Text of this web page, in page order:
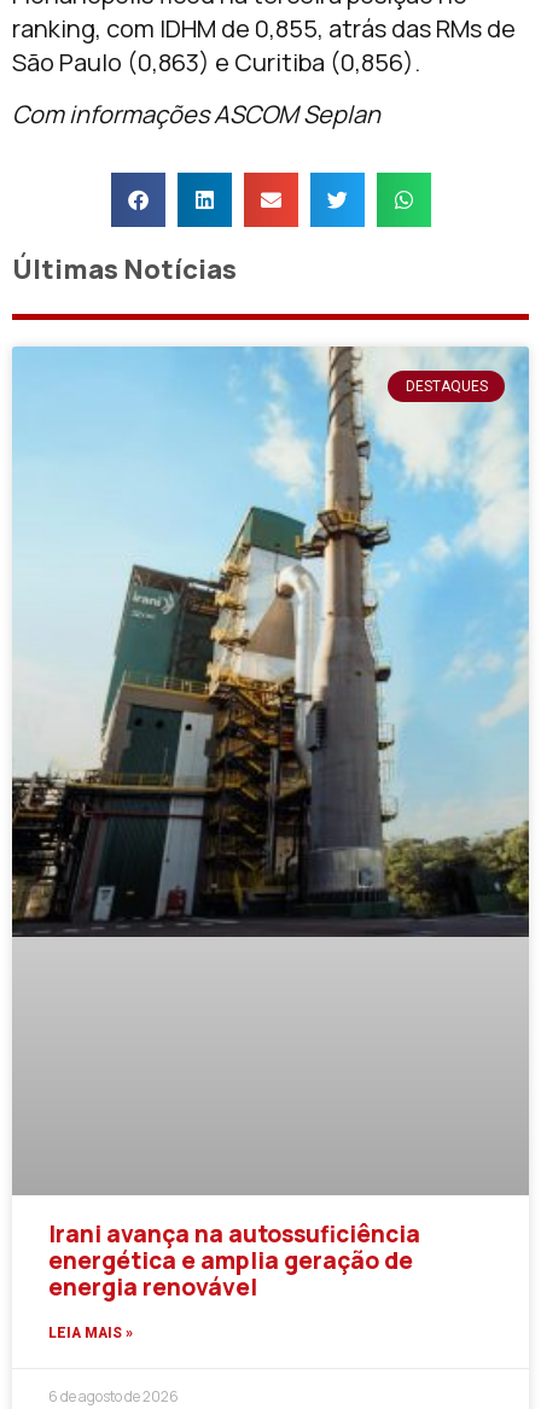
ranking, com IDHM de 0,855, atrás das RMs de
São Paulo (0,863) e Curitiba (0,856).
Com informações ASCOM Seplan
Últimas Notícias
DESTAQUES
Irani avança na autossuficiência
energética e amplia geração de
energia renovável
LEIA MAIS »
6 de agosto de 2026